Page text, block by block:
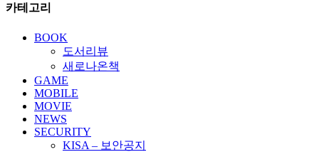
이
카테고리
BOOK
도서리뷰
새로나온책
GAME
MOBILE
MOVIE
NEWS
SECURITY
KISA – 보안공지